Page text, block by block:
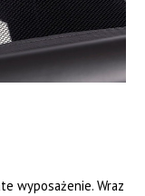
wyposażenie. Wraz